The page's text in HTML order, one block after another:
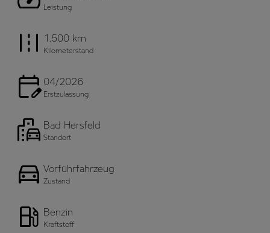
Leistung
1.500 km
Kilometerstand
04/2026
Erstzulassung
Bad Hersfeld
Standort
Vorführfahrzeug
Zustand
Benzin
Kraftstoff